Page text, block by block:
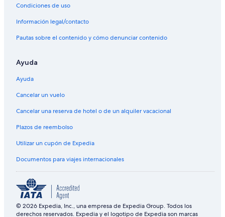
Condiciones de uso
Información legal/contacto
Pautas sobre el contenido y cómo denunciar contenido
Ayuda
Ayuda
Cancelar un vuelo
Cancelar una reserva de hotel o de un alquiler vacacional
Plazos de reembolso
Utilizar un cupón de Expedia
Documentos para viajes internacionales
© 2026 Expedia, Inc., una empresa de Expedia Group. Todos los
derechos reservados. Expedia y el logotipo de Expedia son marcas